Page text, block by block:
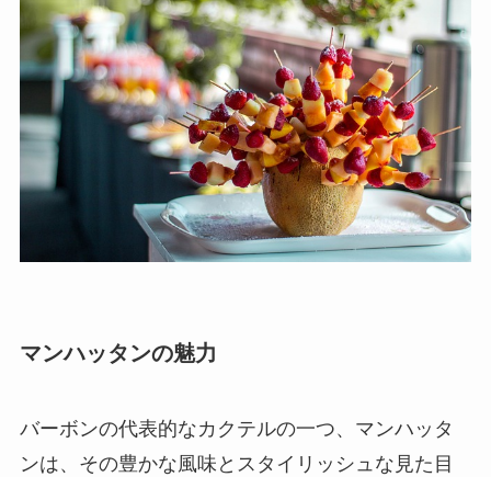
マンハッタンの魅力
バーボンの代表的なカクテルの一つ、マンハッタ
ンは、その豊かな風味とスタイリッシュな見た目